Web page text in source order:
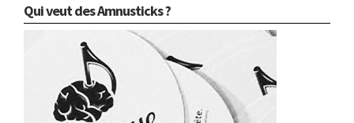
Qui veut des Amnusticks ?